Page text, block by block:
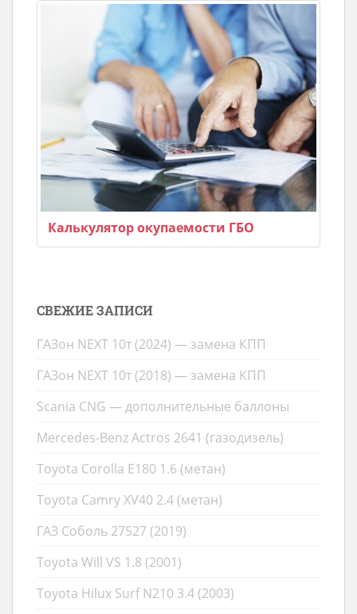
Калькулятор окупаемости ГБО
СВЕЖИЕ ЗАПИСИ
ГАЗон NEXT 10т (2024) — замена КПП
ГАЗон NEXT 10т (2018) — замена КПП
Scania CNG — дополнительные баллоны
Mercedes-Benz Actros 2641 (газодизель)
Toyota Corolla E180 1.6 (метан)
Toyota Camry XV40 2.4 (метан)
ГАЗ Соболь 27527 (2019)
Toyota Will VS 1.8 (2001)
Toyota Hilux Surf N210 3.4 (2003)